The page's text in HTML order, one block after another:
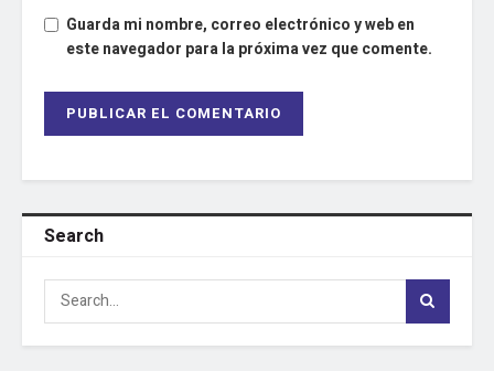
Guarda mi nombre, correo electrónico y web en
este navegador para la próxima vez que comente.
Search